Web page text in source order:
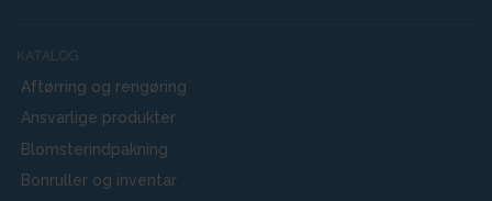
KATALOG
Aftørring og rengøring
Ansvarlige produkter
Blomsterindpakning
Bonruller og inventar